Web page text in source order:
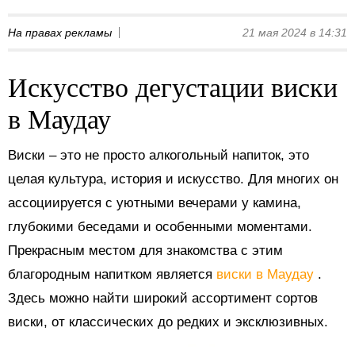
На правах рекламы 21 мая 2024 в 14:31
Искусство дегустации виски
в Маудау
Виски – это не просто алкогольный напиток, это
целая культура, история и искусство. Для многих он
ассоциируется с уютными вечерами у камина,
глубокими беседами и особенными моментами.
Прекрасным местом для знакомства с этим
благородным напитком является виски в Маудау .
Здесь можно найти широкий ассортимент сортов
виски, от классических до редких и эксклюзивных.